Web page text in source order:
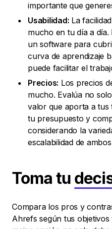
importante que
Usabilidad: La
mucho en tu día a día.
un software para
curva de aprendizaje
puede facilitar el
Precios: Los precios
mucho. Evalúa no
valor que aporta a tus
tu presupuesto y
considerando la
escalabilidad de
Toma tu
Compara los pros y
Ahrefs según tus objetivos